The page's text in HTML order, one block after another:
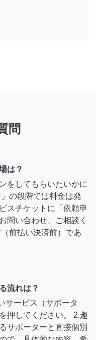
問
は？
をしてもらいたいかに
の段階では料金は発
スチケットに「依頼申
問い合わせ、ご相談く
前払い決済前）であ
流れは？
サービス（サポータ
押してください。 2.趣
サポーターと直接個別